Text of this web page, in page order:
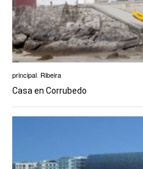
principal Ribeira
Casa en Corrubedo